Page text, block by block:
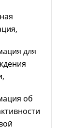
для
об